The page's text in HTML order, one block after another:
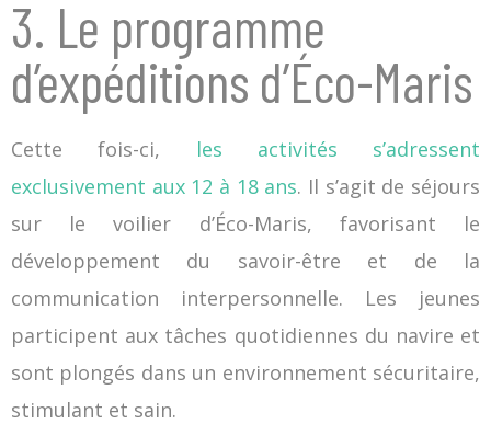
3. Le programme
d’expéditions d’Éco-Maris
Cette fois-ci,
les activités s’adressent
exclusivement aux 12 à 18 ans. Il s’agit de séjours
sur le voilier d’Éco-Maris, favorisant le
développement du savoir-être et de la
communication interpersonnelle. Les jeunes
participent aux tâches quotidiennes du navire et
sont plongés dans un environnement sécuritaire,
stimulant et sain.